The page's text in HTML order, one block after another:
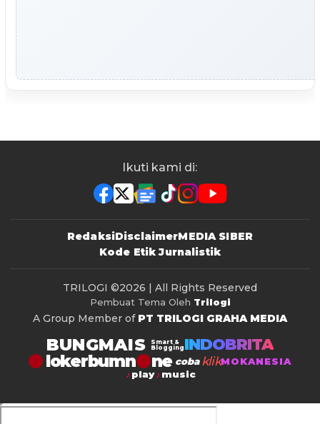
Ikuti kami di:
RedaksiDisclaimerMEDIA SIBER
Kode Etik Jurnalistik
TRILOGI ©2026 | All Rights Reserved
Pembuat Tema Oleh Trilogi
A Group Member of PT TRILOGI GRAHA MEDIA
BUNGMAIS
Smart &
Blogging INDOBRITA
lokerbumn coba klikMOKANESIA
play
music